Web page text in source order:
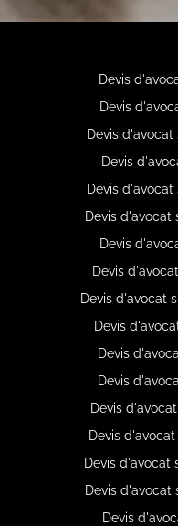
Devis
Devis
Devis
Devis
Devis d'avocat
Devis d'avocat
Devis
Devis
Devis d'avocat
Devis
Devis
Devis
Devis
Devis
Devis d'avocat
Devis d'avocat
Devis